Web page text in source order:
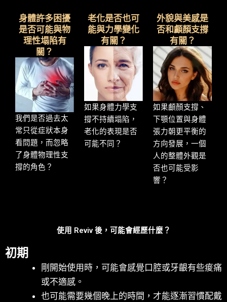
身體許多困擾
是否可能與物
理性塌陷有
關？
我們是否過去太
常只從症狀本身
看問題，而忽略
了身體物理性支
撐的角色？
老化是否也可
能與力學變化
有關？
如果身體力學支
撐不持續塌陷，
老化的表現是否
可能不同？
外貌與美感是
否和顱顏支撐
有關？
如果顱顏支撐、
下顎位置與身體
張力朝更平衡的
方向發展，一個
人的整體外觀是
否也可能受影
響？
使用 Reviv 後，可能會經歷什麼？
初期
剛開始使用時，可能會感覺口腔或牙齦有些痠痛
或不適感。
也可能需要幾個晚上的時間，才能逐漸習慣配戴